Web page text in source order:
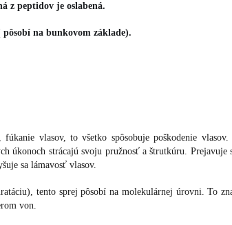
z peptidov je oslabená.
na bunkovom základe).
vlasov, to všetko spôsobuje poškodenie vlasov.
úkonoch strácajú svoju pružnosť a štrutkúru. Prejavuje
sa lámavosť vlasov.
tento sprej pôsobí na molekulárnej úrovni. To
von.